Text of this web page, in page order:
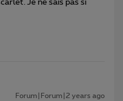
Je ne sais pas si
Forum|Forum|2 years ago